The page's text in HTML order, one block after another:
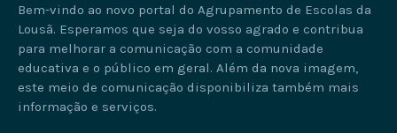
Bem-vindo ao novo portal do Agrupamento de Escolas da
Lousã. Esperamos que seja do vosso agrado e contribua
para melhorar a comunicação com a comunidade
educativa e o público em geral. Além da nova imagem,
este meio de comunicação disponibiliza também mais
informação e serviços.